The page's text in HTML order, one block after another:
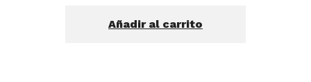
Añadir al carrito